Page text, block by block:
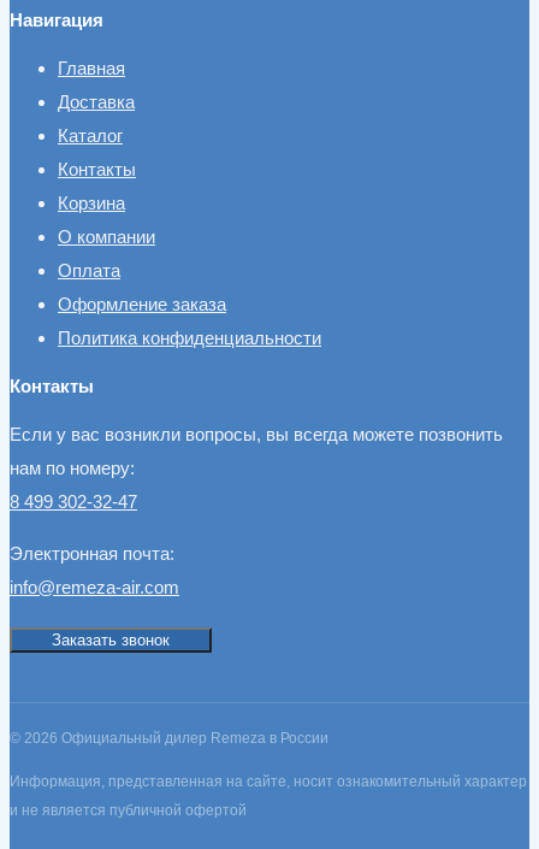
Навигация
Главная
Доставка
Каталог
Контакты
Корзина
О компании
Оплата
Оформление заказа
Политика конфиденциальности
Контакты
Если у вас возникли вопросы, вы всегда можете позвонить
нам по номеру:
8 499 302-32-47
Электронная почта:
info@remeza-air.com
Заказать звонок
© 2026 Официальный дилер Remeza в России
Информация, представленная на сайте, носит ознакомительный характер
и не является публичной офертой